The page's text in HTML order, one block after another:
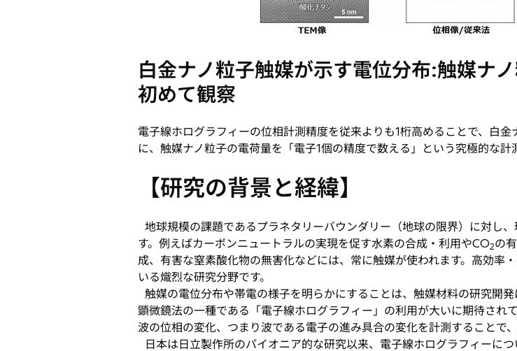
白金ナノ粒子触媒が示す電位分布:触媒ナ
初めて観察
電子線ホログラフィーの位相計測精度を従来よりも1桁高めることで、白
に、触媒ナノ粒子の電荷量を「電子1個の精度で数える」という究極的な計
【研究の背景と経緯】
地球規模の課題であるプラネタリーバウンダリー（地球の限界）に対し
す。例えばカーボンニュートラルの実現を促す水素の合成・利用やCO2の
成、有害な窒素酸化物の無害化などには、常に触媒が使われます。高効率
いる熾烈な研究分野です。
触媒の電位分布や帯電の様子を明らかにすることは、触媒材料の研究開
顕微鏡法の一種である「電子線ホログラフィー」の利用が大いに期待され
波の位相の変化、つまり波である電子の進み具合の変化を計測することで
日本は日立製作所のパイオニア的な研究以来、電子線ホログラフィーに